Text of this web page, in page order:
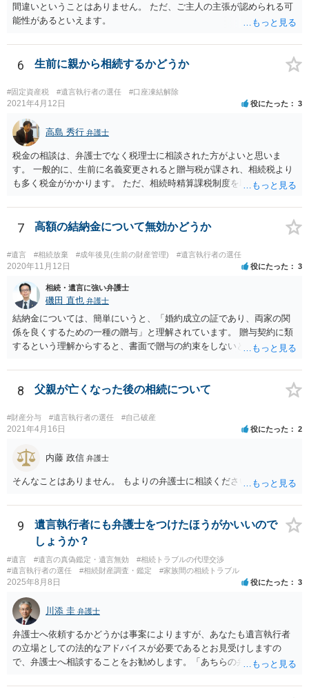
間違いということはありません。 ただ、ご主人の主張が認められる可
能性があるといえます。
6 生前に親から相続するかどうか
#固定資産税 #遺言執行者の選任 #口座凍結解除
2021年4月12日 役にたった 3
高島 秀行 弁護士
税金の相談は、弁護士でなく税理士に相談された方がよいと思いま
す。 一般的に、生前に名義変更されると贈与税が課され、相続税より
も多く税金がかかります。 ただ、相続時精算課税制度を取れば、実質
ういう場合にどれくらい税金がかかるか計算してもらって どういう方
針を取るか決められたらよいと思います。
7 高額の結納金について無効かどうか
#遺言 #相続放棄 #成年後見(生前の財産管理) #遺言執行者の選任
2020年11月12日 役にたった 3
相続・遺言に強い弁護士
磯田 直也 弁護士
結納金については、簡単にいうと、「婚約成立の証であり、両家の関
係を良くするための一種の贈与」と理解されています。 贈与契約に類
するという理解からすると、書面で贈与の約束をしないと相手方は支
ことは困難です。 くれぐれも今後お気をつけください。 弁護士に対応
を依頼されるのも悪くはありませんが、感情的な理由が強いと思いま
8 父親が亡くなった後の相続について
#財産分与 #遺言執行者の選任 #自己破産
2021年4月16日 役にたった 2
内藤 政信 弁護士
そんなことはありません。 もよりの弁護士に相談ください。
9
遺言執行者にも弁護士をつけたほうがかいいので
しょうか？
#遺言 #遺言の真偽鑑定・遺言無効
#相続トラブルの代理交渉
#遺言執行者の選任
#相続財産調査・鑑定 #家族間の相続トラブル
2025年8月8日 役にたった 3
川添 圭 弁護士
弁護士へ依頼するかどうかは事案によりますが、あなたも遺言執行者
の立場としての法的なアドバイスが必要であるとお見受けしますの
で、弁護士へ相談することをお勧めします。「あちらの弁護士」（元
誘導しかしてこないと思います。